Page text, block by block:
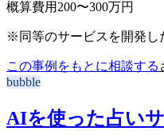
概算費用 200〜300万円
※同等のサービスを開発し
この事例をもとに相談する
bubble
AIを使った占い